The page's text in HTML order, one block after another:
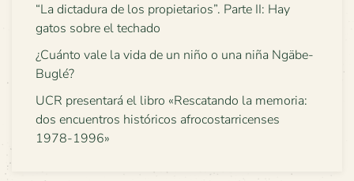
“La dictadura de los propietarios”. Parte II: Hay
gatos sobre el techado
¿Cuánto vale la vida de un niño o una niña Ngäbe-
Buglé?
UCR presentará el libro «Rescatando la memoria:
dos encuentros históricos afrocostarricenses
1978-1996»